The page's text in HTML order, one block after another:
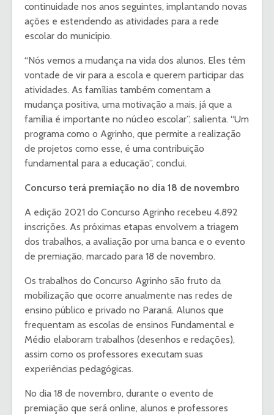
continuidade nos anos seguintes, implantando novas
ações e estendendo as atividades para a rede
escolar do município.
“Nós vemos a mudança na vida dos alunos. Eles têm
vontade de vir para a escola e querem participar das
atividades. As famílias também comentam a
mudança positiva, uma motivação a mais, já que a
família é importante no núcleo escolar”, salienta. “Um
programa como o Agrinho, que permite a realização
de projetos como esse, é uma contribuição
fundamental para a educação”, conclui.
Concurso terá premiação no dia 18 de novembro
A edição 2021 do Concurso Agrinho recebeu 4.892
inscrições. As próximas etapas envolvem a triagem
dos trabalhos, a avaliação por uma banca e o evento
de premiação, marcado para 18 de novembro.
Os trabalhos do Concurso Agrinho são fruto da
mobilização que ocorre anualmente nas redes de
ensino público e privado no Paraná. Alunos que
frequentam as escolas de ensinos Fundamental e
Médio elaboram trabalhos (desenhos e redações),
assim como os professores executam suas
experiências pedagógicas.
No dia 18 de novembro, durante o evento de
premiação que será online, alunos e professores